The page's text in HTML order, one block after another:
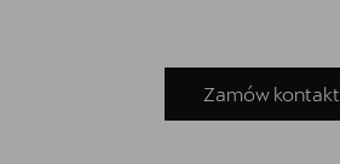
Zamów kontakt